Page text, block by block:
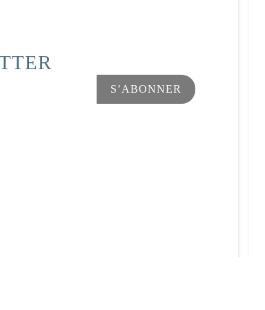
de confidentialité, en garantissant la